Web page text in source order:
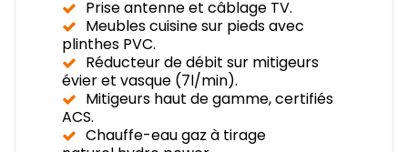
Prise antenne et câblage TV.
Meubles cuisine sur pieds avec
plinthes PVC.
Réducteur de débit sur mitigeurs
évier et vasque (7l/min).
Mitigeurs haut de gamme, certifiés
ACS.
Chauffe-eau gaz à tirage